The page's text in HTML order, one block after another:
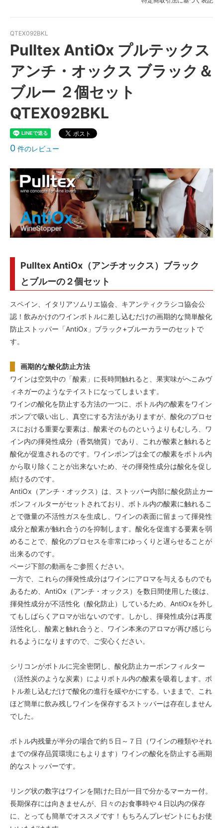
QTEX092BKL
Pulltex AntiOx プルテックス
アンチ・オックス ブラック＆
ブルー ２個セット
QTEX092BKL
0 件のレビュー
Pulltex AntiOx（アンチオックス）ブラック
とブルーの２個セット
スペイン、イタリアソムリエ協会、キアンティクラシコ協会公
認！飲みかけのワインボトルに差し込むだけの画期的な簡単酸化
防止ストッパー「AntiOx」ブラック+ブルーカラーのセットで
す。
画期的な酸化防止方法
ワインは空気中の「酸素」に長時間触れると、果実味がへこみヴ
ィネガーのようなテイストになってしまいます。
ワインの酸化を防止する方法の一つに、ボトル内の酸素をワイン
ポンプで吸い出し、真空にする方法がありますが、酸化のプロセ
スにおける重要な要素は、酸素そのものというよりもむしろ、ワ
イン内の揮発性成分（香気物質）であり、これが酸素と触れると
酸化が促進されるのです。ワインポンプは全ての酸素をボトル内
から取り除くことが出来ないため、その揮発性成分は酸化を促し
続けるのです。
AntiOx（アンチ・オックス）は、ストッパー内部に酸化防止カー
ボンフィルターがセットされており、ボトル内の酸素に触れるこ
とで微量の不活性ガスを生成し、ワインの表面に留まって揮発性
成分と酸素が触れ合うのを抑制します。酸化を促進する要素を弱
めることで、酸化のプロセスを非常にゆっくりと遅らせることが
出来るのです。
ページ下部の動画をご参照ください。
一方で、これらの揮発性成分はワインにアロマを与えるものでも
あるため、AntiOx（アンチ・オックス）を数日間使用した後は、
揮発性成分が不活性化（酸化防止）しているため、AntiOxを外し
てもしばらくアロマが出ないのです。しかし、揮発性成分は再度
活性化し、酸素と触れ合うと、ワイン本来のアロマが再び感じら
れるようになりますので、ご安心ください。
シリコンがボトルに完全密閉し、酸化防止カーボンフィルター
（活性炭のような炭素）によりボトル内の酸素を吸着します。ボ
トル差し込むだけで酸化の進行を緩やかにする。いままで、これ
ほど簡単に飲み残しワインを保存するストッパーは存在しません
でした。
ボトル内残量が半分の場合で約５日～７日（ワインの種類やそれ
までの保存品質環境にもよります）ワインの酸化を防止する画期
的なストッパーです。
リング状の数字はワインを開けた日が一目で分かるマーカー付。
長期保存には向きませんが、日々のお食事時や４日以内の保存
に、とっても簡単でオススメです！もちろんプレゼントにもお使